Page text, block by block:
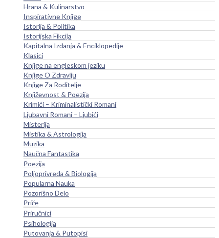
Hrana & Kulinarstvo
Inspirativne Knjige
Istorija & Politika
Istorijska Fikcija
Kapitalna Izdanja & Enciklopedije
Klasici
Knjige na engleskom jeziku
Knjige O Zdravlju
Knjige Za Roditelje
Književnost & Poezija
Krimići – Kriminalistički Romani
Ljubavni Romani – Ljubići
Misterija
Mistika & Astrologija
Muzika
Naučna Fantastika
Poezija
Poljoprivreda & Biologija
Popularna Nauka
Pozorišno Delo
Priče
Priručnici
Psihologija
Putovanja & Putopisi